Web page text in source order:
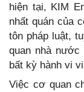
hiện tại, KIM
nhất quán của
tôn pháp luật,
quan nhà nước
bất kỳ hành vi
Việc cơ quan